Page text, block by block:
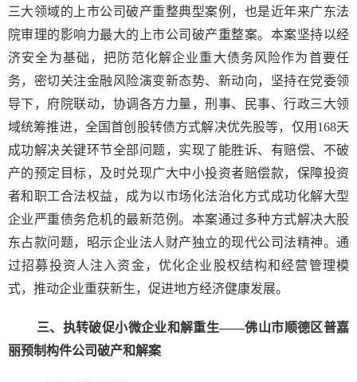
三大领域的上市公司破产重整典型案例，也是近年来广东法
院审理的影响力最大的上市公司破产重整案。本案坚持以经
济安全为基础，把防范化解企业重大债务风险作为首要任
务，密切关注金融风险演变新态势、新动向，坚持在党委领
导下，府院联动，协调各方力量，刑事、民事、行政三大领
域统筹推进，全国首创股转债方式解决优先股等，仅用168天
成功解决关键环节全部问题，实现了能胜诉、有赔偿、不破
产的预定目标，及时兑现广大中小投资者赔偿款，保障投资
者和职工合法权益，成为以市场化法治化方式成功化解大型
企业严重债务危机的最新范例。本案通过多种方式解决大股
东占款问题，昭示企业法人财产独立的现代公司法精神。通
过招募投资人注入资金，优化企业股权结构和经营管理模
式，推动企业重获新生，促进地方经济健康发展。
三、执转破促小微企业和解重生——佛山市顺德区普嘉
丽预制构件公司破产和解案